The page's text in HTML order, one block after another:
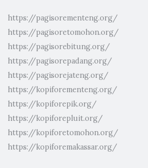
https://pagisorementeng.org/
https://pagisoretomohon.org/
https://pagisorebitung.org/
https://pagisorepadang.org/
https://pagisorejateng.org/
https://kopiforementeng.org/
https://kopiforepik.org/
https://kopiforepluit.org/
https://kopiforetomohon.org/
https://kopiforemakassar.org/